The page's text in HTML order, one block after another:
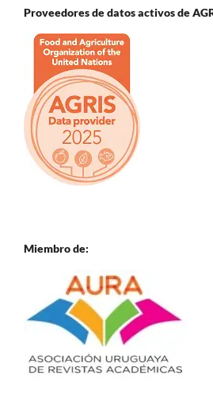
Proveedores de datos activos de
Miembro de: